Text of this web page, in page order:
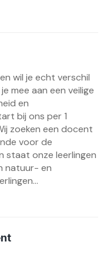
wil je echt verschil
mee aan een veilige
en
bij ons per 1
zoeken een docent
voor de
staat onze leerlingen
natuur- en